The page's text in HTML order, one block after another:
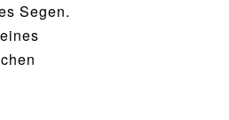
Segen.